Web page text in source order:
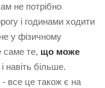
не потрібно
і годинами ходити
у фізичному
саме те, що може
і навіть більше.
- все це також є на